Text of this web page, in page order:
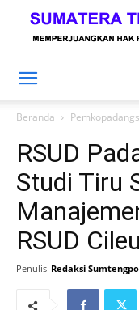
Beranda
RSUD
Studi Tiru
RSUD
Penulis Redaksi